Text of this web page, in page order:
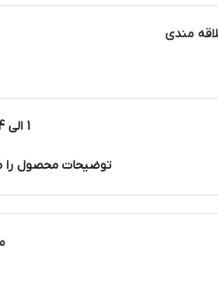
مندی
1 الی 24 ساعت کاری
توضیحات محصول را